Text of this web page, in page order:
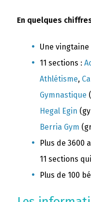
En quelques
Une
11 sections :
Athlétisme,
Gymnastique
Hegal Egin
Berria Gym
Plus de 3600
11 sections
Plus de 100